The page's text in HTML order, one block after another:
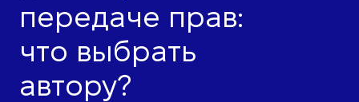
передаче прав:
что выбрать
автору?